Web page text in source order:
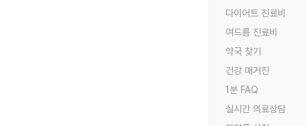
다이어트 진료비
여드름 진료비
약국 찾기
건강 매거진
1분 FAQ
실시간 의료상담